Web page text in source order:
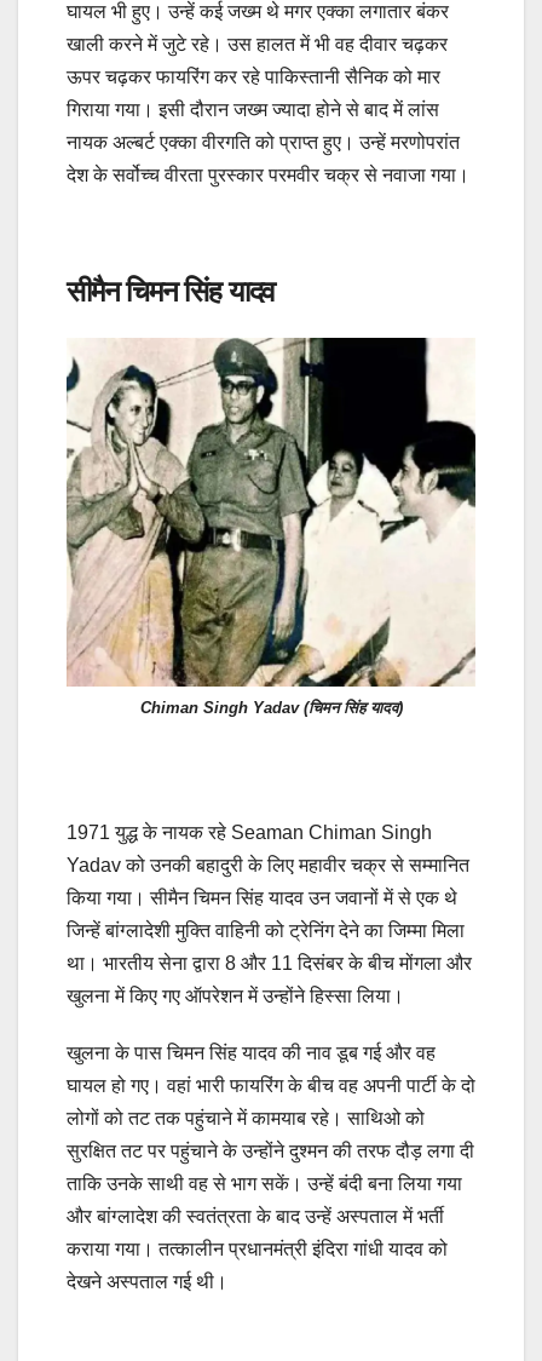
घायल भी हुए। उन्हें कई जख्म थे मगर एक्‍का लगातार बंकर
खाली करने में जुटे रहे। उस हालत में भी वह दीवार चढ़कर
ऊपर चढ़कर फायरिंग कर रहे पाकिस्‍तानी सैनिक को मार
गिराया गया। इसी दौरान जख्म ज्यादा होने से बाद में लांस
नायक अल्‍बर्ट एक्‍का वीरगति को प्राप्‍त हुए। उन्‍हें मरणोपरांत
देश के सर्वोच्‍च वीरता पुरस्‍कार परमवीर चक्र से नवाजा गया।
सीमैन चिमन सिंह यादव
Chiman Singh Yadav (चिमन सिंह यादव)
1971 युद्ध के नायक रहे Seaman Chiman Singh
Yadav को उनकी बहादुरी के लिए महावीर चक्र से सम्मानित
किया गया। सीमैन चिमन सिंह यादव उन जवानों में से एक थे
जिन्‍हें बांग्लादेशी मुक्ति वाहिनी को ट्रेनिंग देने का जिम्‍मा मिला
था। भारतीय सेना द्वारा 8 और 11 दिसंबर के बीच मोंगला और
खुलना में किए गए ऑपरेशन में उन्‍होंने हिस्‍सा लिया।
खुलना के पास चिमन सिंह यादव की नाव डूब गई और वह
घायल हो गए। वहां भारी फायरिंग के बीच वह अपनी पार्टी के दो
लोगों को तट तक पहुंचाने में कामयाब रहे। साथिओ को
सुरक्षित तट पर पहुंचाने के उन्‍होंने दुश्‍मन की तरफ दौड़ लगा दी
ताकि उनके साथी वह से भाग सकें। उन्हें बंदी बना लिया गया
और बांग्‍लादेश की स्‍वतंत्रता के बाद उन्‍हें अस्‍पताल में भर्ती
कराया गया। तत्‍कालीन प्रधानमंत्री इंदिरा गांधी यादव को
देखने अस्‍पताल गई थी।